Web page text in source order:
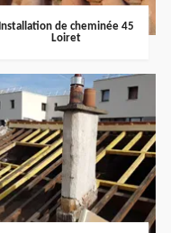
Installation de cheminée 45
Loiret